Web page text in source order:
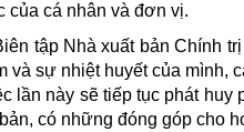
của cá nhân và đơn vị.
tập Nhà xuất bản Chính
và sự nhiệt huyết của mình,
lần này sẽ tiếp tục phát huy
có những đóng góp cho